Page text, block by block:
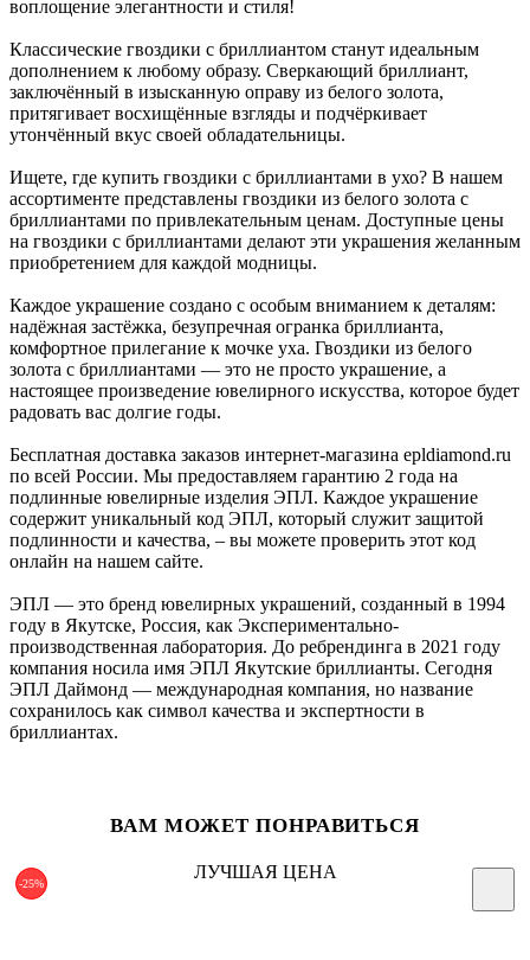
воплощение элегантности и стиля!
Классические гвоздики с бриллиантом станут идеальным
дополнением к любому образу. Сверкающий бриллиант,
заключённый в изысканную оправу из белого золота,
притягивает восхищённые взгляды и подчёркивает
утончённый вкус своей обладательницы.
Ищете, где купить гвоздики с бриллиантами в ухо? В нашем
ассортименте представлены гвоздики из белого золота с
бриллиантами по привлекательным ценам. Доступные цены
на гвоздики с бриллиантами делают эти украшения желанным
приобретением для каждой модницы.
Каждое украшение создано с особым вниманием к деталям:
надёжная застёжка, безупречная огранка бриллианта,
комфортное прилегание к мочке уха. Гвоздики из белого
золота с бриллиантами — это не просто украшение, а
настоящее произведение ювелирного искусства, которое будет
радовать вас долгие годы.
Бесплатная доставка заказов интернет-магазина epldiamond.ru
по всей России. Мы предоставляем гарантию 2 года на
подлинные ювелирные изделия ЭПЛ. Каждое украшение
содержит уникальный код ЭПЛ, который служит защитой
подлинности и качества, – вы можете проверить этот код
онлайн на нашем сайте.
ЭПЛ — это бренд ювелирных украшений, созданный в 1994
году в Якутске, Россия, как Экспериментально-
производственная лаборатория. До ребрендинга в 2021 году
компания носила имя ЭПЛ Якутские бриллианты. Сегодня
ЭПЛ Даймонд — международная компания, но название
сохранилось как символ качества и экспертности в
бриллиантах.
ВАМ МОЖЕТ ПОНРАВИТЬСЯ
-25%
ЛУЧШАЯ ЦЕНА